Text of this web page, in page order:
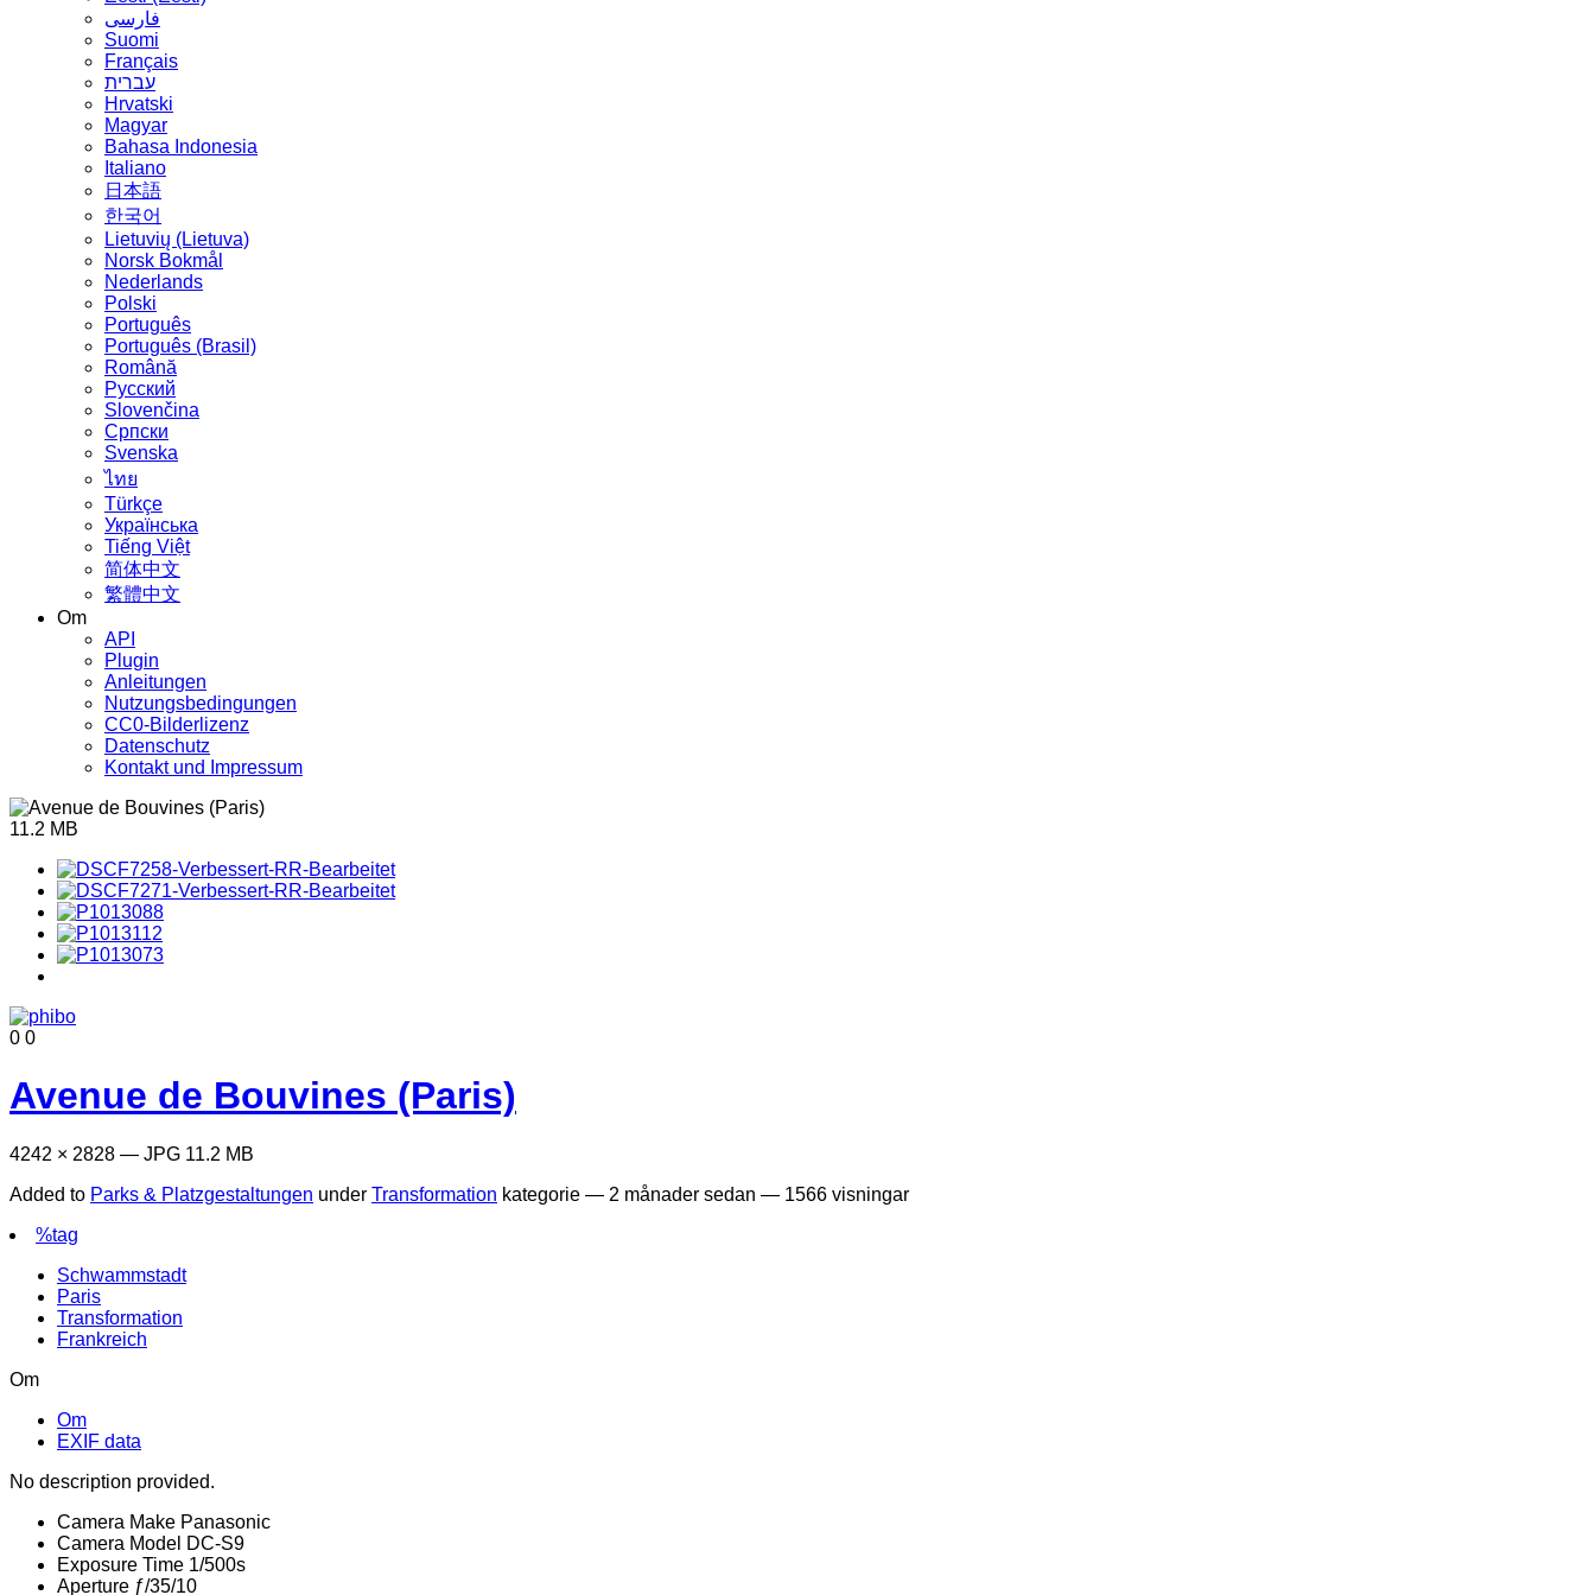
فارسی
Suomi
Français
עברית
Hrvatski
Magyar
Bahasa Indonesia
Italiano
日本語
한국어
Lietuvių (Lietuva)
‪Norsk Bokmål‬
Nederlands
Polski
Português
Português (Brasil)
Română
Русский
Slovenčina
Српски
Svenska
ไทย
Türkçe
Українська
Tiếng Việt
简体中文
繁體中文
Om
API
Plugin
Anleitungen
Nutzungsbedingungen
CC0-Bilderlizenz
Datenschutz
Kontakt und Impressum
11.2 MB
0 0
Avenue de Bouvines (Paris)
4242 × 2828 — JPG 11.2 MB
Added to Parks & Platzgestaltungen under Transformation kategorie — 2 månader sedan — 1566 visningar
%tag
Schwammstadt
Paris
Transformation
Frankreich
Om
Om
EXIF data
No description provided.
Camera Make Panasonic
Camera Model DC-S9
Exposure Time 1/500s
Aperture ƒ/35/10